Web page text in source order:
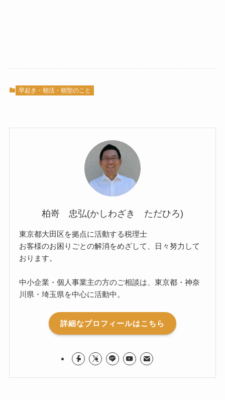
早起き・朝活・朝型のこと
柏嵜 忠弘(かしわざき ただひろ)
東京都大田区を拠点に活動する税理士
お客様のお困りごとの解消をめざして、日々努力して
おります。
中小企業・個人事業主の方のご相談は、東京都・神奈
川県・埼玉県を中心に活動中。
詳細なプロフィールはこちら